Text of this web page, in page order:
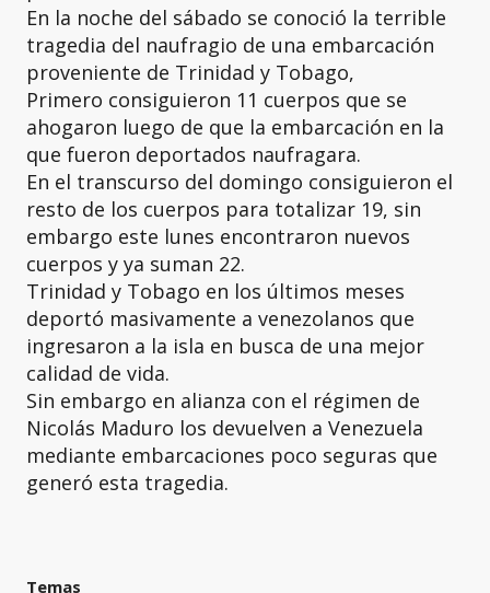
En la noche del sábado se conoció la terrible
tragedia del naufragio de una embarcación
proveniente de Trinidad y Tobago,
Primero consiguieron 11 cuerpos que se
ahogaron luego de que la embarcación en la
que fueron deportados naufragara.
En el transcurso del domingo consiguieron el
resto de los cuerpos para totalizar 19, sin
embargo este lunes encontraron nuevos
cuerpos y ya suman 22.
Trinidad y Tobago en los últimos meses
deportó masivamente a venezolanos que
ingresaron a la isla en busca de una mejor
calidad de vida.
Sin embargo en alianza con el régimen de
Nicolás Maduro los devuelven a Venezuela
mediante embarcaciones poco seguras que
generó esta tragedia.
Temas